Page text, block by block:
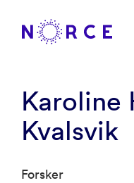
Karoline
Kvalsvik
Forsker